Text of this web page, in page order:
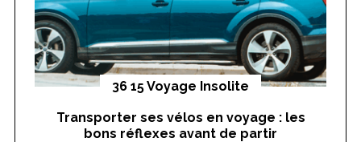
36 15 Voyage Insolite
Transporter ses vélos en voyage : les
bons réflexes avant de partir
e